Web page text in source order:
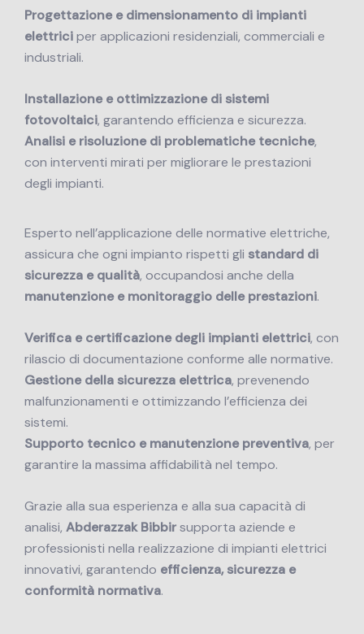
Progettazione e dimensionamento di impianti
elettriciper applicazioni residenziali, commerciali e
industriali.
Installazione e ottimizzazione di sistemi
fotovoltaici, garantendo efficienza e sicurezza.
Analisi e risoluzione di problematiche tecniche,
con interventi mirati per migliorare le prestazioni
degli impianti.
Esperto nell’applicazione delle normative elettriche,
assicura che ogni impianto rispetti gli standard di
sicurezza e qualità, occupandosi anche della
manutenzione e monitoraggio delle prestazioni.
Verifica e certificazione degli impianti elettrici, con
rilascio di documentazione conforme alle normative.
Gestione della sicurezza elettrica, prevenendo
malfunzionamenti e ottimizzando l’efficienza dei
sistemi.
Supporto tecnico e manutenzione preventiva, per
garantire la massima affidabilità nel tempo.
Grazie alla sua esperienza e alla sua capacità di
analisi, Abderazzak Bibbirsupporta aziende e
professionisti nella realizzazione di impianti elettrici
innovativi, garantendo efficienza, sicurezza e
conformità normativa.